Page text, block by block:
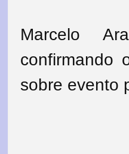
Marcelo
confirmando
sobre evento